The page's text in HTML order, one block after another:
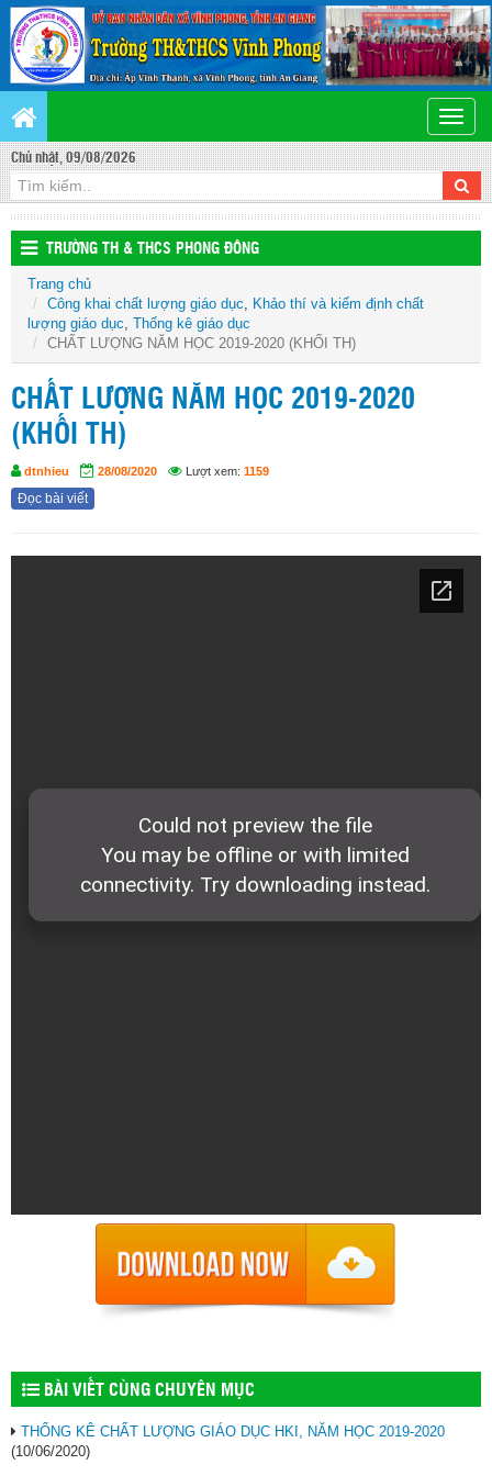
Toggle
Chủ nhật, 09/08/2026
TRƯỜNG TH & THCS PHONG ĐÔNG
Trang chủ
Công khai chất lượng giáo dục
Khảo thí và kiểm định chất
lượng giáo dục Thống kê giáo dục
CHẤT LƯỢNG NĂM HỌC 2019-2020 (KHỐI TH)
CHẤT LƯỢNG NĂM HỌC 2019-2020
(KHỐI TH)
dtnhieu 28/08/2020 Lượt xem: 1159
Đọc bài viết
BÀI VIẾT CÙNG CHUYÊN MỤC
THỐNG KÊ CHẤT LƯỢNG GIÁO DỤC HKI, NĂM HỌC 2019-2020
(10/06/2020)